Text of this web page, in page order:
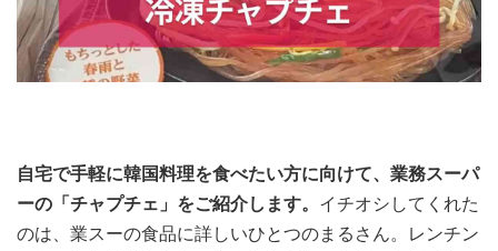
自宅で手軽に韓国料理を食べたい方に向けて、業務スーパ
ーの「チャプチェ」をご紹介します。 イチオシしてくれた
のは、業スーの食品に詳しいひとつのまるさん。レンチン